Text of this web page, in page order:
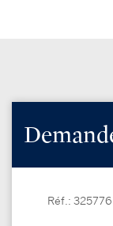
Réf.: 325776